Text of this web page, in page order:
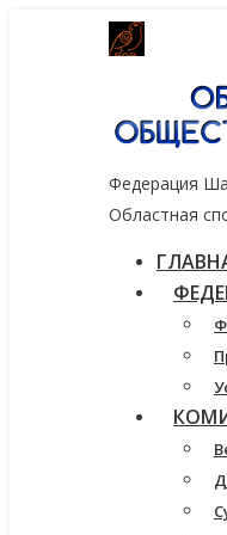
Федерация
Областная